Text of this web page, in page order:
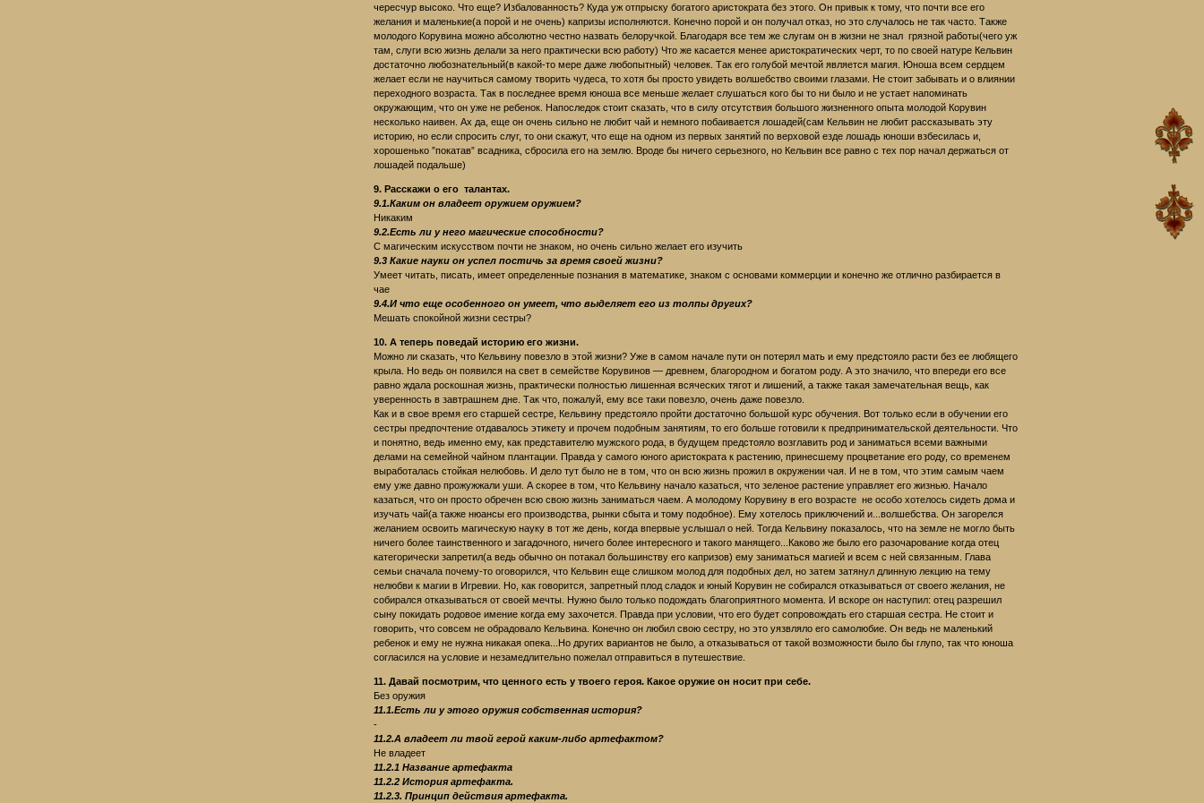
чересчур высоко. Что еще? Избалованность? Куда уж отпрыску богатого аристократа без этого. Он привык к тому, что почти все его
желания и маленькие(а порой и не очень) капризы исполняются. Конечно порой и он получал отказ, но это случалось не так часто. Также
молодого Корувина можно абсолютно честно назвать белоручкой. Благодаря все тем же слугам он в жизни не знал грязной работы(чего уж
там, слуги всю жизнь делали за него практически всю работу) Что же касается менее аристократических черт, то по своей натуре Кельвин
достаточно любознательный(в какой-то мере даже любопытный) человек. Так его голубой мечтой является магия. Юноша всем сердцем
желает если не научиться самому творить чудеса, то хотя бы просто увидеть волшебство своими глазами. Не стоит забывать и о влиянии
переходного возраста. Так в последнее время юноша все меньше желает слушаться кого бы то ни было и не устает напоминать
окружающим, что он уже не ребенок. Напоследок стоит сказать, что в силу отсутствия большого жизненного опыта молодой Корувин
несколько наивен. Ах да, еще он очень сильно не любит чай и немного побаивается лошадей(сам Кельвин не любит рассказывать эту
историю, но если спросить слуг, то они скажут, что еще на одном из первых занятий по верховой езде лошадь юноши взбесилась и,
хорошенько ”покатав” всадника, сбросила его на землю. Вроде бы ничего серьезного, но Кельвин все равно с тех пор начал держаться от
лошадей подальше)
9. Расскажи о его талантах.
9.1.Каким он владеет оружием оружием?
Никаким
9.2.Есть ли у него магические способности?
С магическим искусством почти не знаком, но очень сильно желает его изучить
9.3 Какие науки он успел постичь за время своей жизни?
Умеет читать, писать, имеет определенные познания в математике, знаком с основами коммерции и конечно же отлично разбирается в
чае
9.4.И что еще особенного он умеет, что выделяет его из толпы других?
Мешать спокойной жизни сестры?
10. А теперь поведай историю его жизни.
Можно ли сказать, что Кельвину повезло в этой жизни? Уже в самом начале пути он потерял мать и ему предстояло расти без ее любящего
крыла. Но ведь он появился на свет в семействе Корувинов — древнем, благородном и богатом роду. А это значило, что впереди его все
равно ждала роскошная жизнь, практически полностью лишенная всяческих тягот и лишений, а также такая замечательная вещь, как
уверенность в завтрашнем дне. Так что, пожалуй, ему все таки повезло, очень даже повезло.
Как и в свое время его старшей сестре, Кельвину предстояло пройти достаточно большой курс обучения. Вот только если в обучении его
сестры предпочтение отдавалось этикету и прочем подобным занятиям, то его больше готовили к предпринимательской деятельности. Что
и понятно, ведь именно ему, как представителю мужского рода, в будущем предстояло возглавить род и заниматься всеми важными
делами на семейной чайном плантации. Правда у самого юного аристократа к растению, принесшему процветание его роду, со временем
выработалась стойкая нелюбовь. И дело тут было не в том, что он всю жизнь прожил в окружении чая. И не в том, что этим самым чаем
ему уже давно прожужжали уши. А скорее в том, что Кельвину начало казаться, что зеленое растение управляет его жизнью. Начало
казаться, что он просто обречен всю свою жизнь заниматься чаем. А молодому Корувину в его возрасте не особо хотелось сидеть дома и
изучать чай(а также нюансы его производства, рынки сбыта и тому подобное). Ему хотелось приключений и...волшебства. Он загорелся
желанием освоить магическую науку в тот же день, когда впервые услышал о ней. Тогда Кельвину показалось, что на земле не могло быть
ничего более таинственного и загадочного, ничего более интересного и такого манящего...Каково же было его разочарование когда отец
категорически запретил(а ведь обычно он потакал большинству его капризов) ему заниматься магией и всем с ней связанным. Глава
семьи сначала почему-то оговорился, что Кельвин еще слишком молод для подобных дел, но затем затянул длинную лекцию на тему
нелюбви к магии в Игревии. Но, как говорится, запретный плод сладок и юный Корувин не собирался отказываться от своего желания, не
собирался отказываться от своей мечты. Нужно было только подождать благоприятного момента. И вскоре он наступил: отец разрешил
сыну покидать родовое имение когда ему захочется. Правда при условии, что его будет сопровождать его старшая сестра. Не стоит и
говорить, что совсем не обрадовало Кельвина. Конечно он любил свою сестру, но это уязвляло его самолюбие. Он ведь не маленький
ребенок и ему не нужна никакая опека...Но других вариантов не было, а отказываться от такой возможности было бы глупо, так что юноша
согласился на условие и незамедлительно пожелал отправиться в путешествие.
11. Давай посмотрим, что ценного есть у твоего героя. Какое оружие он носит при себе.
Без оружия
11.1.Есть ли у этого оружия собственная история?
-
11.2.А владеет ли твой герой каким-либо артефактом?
Не владеет
11.2.1 Название артефакта
11.2.2 История артефакта.
11.2.3. Принцип действия артефакта.